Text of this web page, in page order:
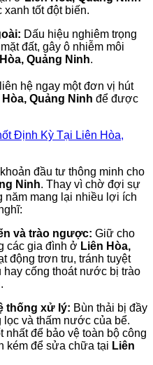
tốt đột biến.
Dấu hiệu nghiêm trọng
đất, gây ô nhiễm môi
Quảng Ninh.
hệ ngay một đơn vị hút
Hòa, Quảng Ninh để được
Định Kỳ Tại Liên Hòa,
đầu tư thông minh cho
Ninh. Thay vì chờ đợi sự
năm mang lại nhiều lợi ích
và trào ngược: Giữ cho
các gia đình ở Liên Hòa,
động trơn tru, tránh tuyệt
hay cống thoát nước bị trào
thống xử lý: Bùn thải bị đầy
lọc và thấm nước của bể.
nhất để bảo vệ toàn bộ công
kém để sửa chữa tại Liên